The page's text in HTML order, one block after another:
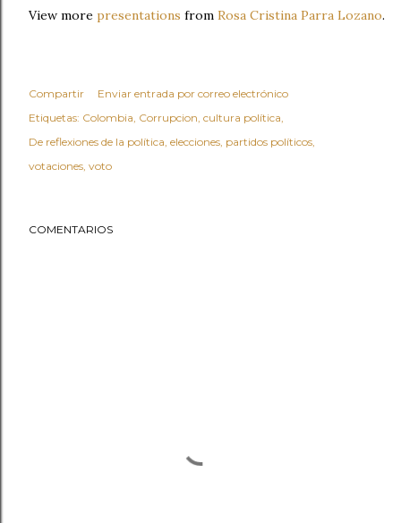
View more presentations from Rosa Cristina Parra Lozano.
Compartir
Enviar entrada por correo electrónico
Etiquetas: Colombia Corrupcion cultura política
De reflexiones de la política elecciones partidos políticos
votaciones voto
COMENTARIOS